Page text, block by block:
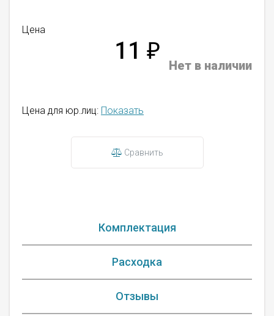
Цена
11 ₽
Нет в наличии
Цена для юр.лиц: Показать
Сравнить
Комплектация
Расходка
Отзывы